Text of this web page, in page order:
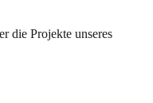
die Projekte unseres